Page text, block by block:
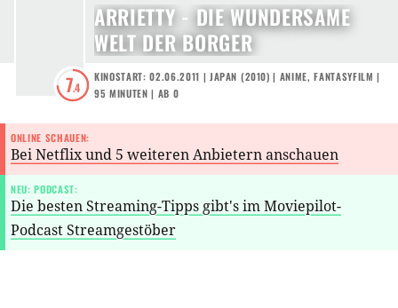
7.4
ARRIETTY - DIE WUNDERSAME
WELT DER BORGER
KINOSTART: 02.06.2011 | JAPAN (2010) | ANIME,FANTASYFILM |
95 MINUTEN | AB 0
ONLINE SCHAUEN:
Bei Netflix und 5 weiteren Anbietern anschauen
NEU: PODCAST:
Die besten Streaming-Tipps gibt's im Moviepilot-
Podcast Streamgestöber